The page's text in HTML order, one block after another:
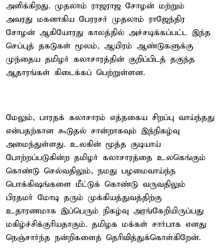
அளிக்கிறது. முதலாம் ராஜராஜ சோழன் மற்றும்
அவரது மகனாகிய பேரரசர் முதலாம் ராஜேந்திர
சோழன் ஆகியோரது காலத்தில் அச்சடிக்கப்பட்ட இந்த
செப்புத் தகடுகள் மூலம், ஆயிரம் ஆண்டுகளுக்கு
முந்தைய தமிழர் கலாசாரத்தின் குறிப்பிடத் தகுந்த
ஆதாரங்கள் கிடைக்கப் பெற்றுள்ளன.
மேலும், பாரதக் கலாசாரம் எத்தகைய சிறப்பு வாய்ந்தது
என்பதற்கான கூடுதல் சான்றாகவும் இந்நிகழ்வு
அமைந்துள்ளது. உலகின் மூத்த குடியாய்
போற்றப்படுகின்ற தமிழர் கலாசாரத்தை உலகெங்கும்
கொண்டு செல்வதிலும், நமது பழமைவாய்ந்ந
பொக்கிஷங்களை மீட்டுக் கொண்டு வருவதிலும்
பிரதமர் மோடி தரும் முக்கியத்துவத்திற்கு
உதாரணமாக இப்பெரும் நிகழ்வு அரங்கேறியிருப்பது
மகிழ்ச்சிக்குரியதாகும். தமிழக மக்கள் சார்பாக எனது
நெஞ்சார்ந்த நன்றிகளைத் தெரிவித்துக்கொள்கிறேன்.